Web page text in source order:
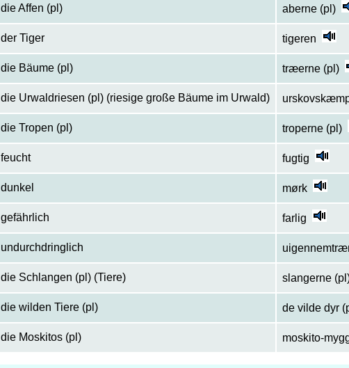
die Affen (pl) aberne (pl)
der Tiger tigeren
die Bäume (pl) træerne (pl)
die Urwaldriesen (pl) (riesige große Bäume im Urwald)
die Tropen (pl) troperne (pl)
feucht fugtig
dunkel mørk
gefährlich farlig
undurchdringlich
die Schlangen (pl) (Tiere) slangerne
die wilden Tiere (pl) de vilde dyr
die Moskitos (pl) moskito-